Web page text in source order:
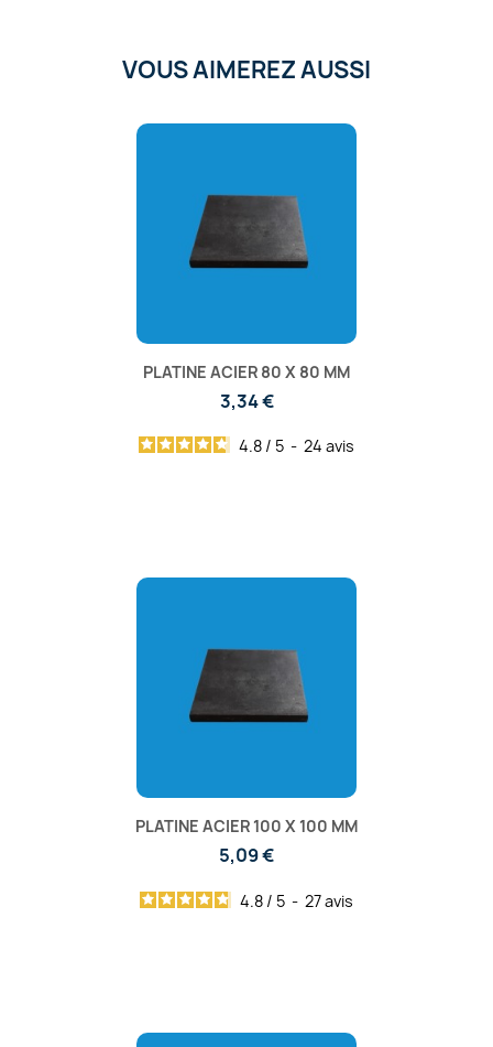
VOUS AIMEREZ AUSSI
PLATINE ACIER 80 X 80 MM
3,34 €
4.8 / 5 - 24 avis
PLATINE ACIER 100 X 100 MM
5,09 €
4.8 / 5 - 27avis